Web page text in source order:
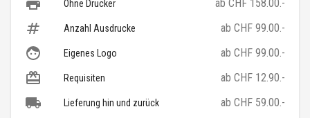
Ohne Drucker ab CHF 158.00.-
Anzahl Ausdrucke ab CHF 99.00.-
Eigenes Logo ab CHF 99.00.-
Requisiten ab CHF 12.90.-
Lieferung hin und zurück ab CHF 59.00.-